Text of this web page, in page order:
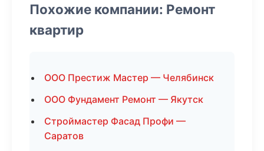
Похожие компании: Ремонт
квартир
ООО Престиж Мастер — Челябинск
ООО Фундамент Ремонт — Якутск
Строймастер Фасад Профи —
Саратов